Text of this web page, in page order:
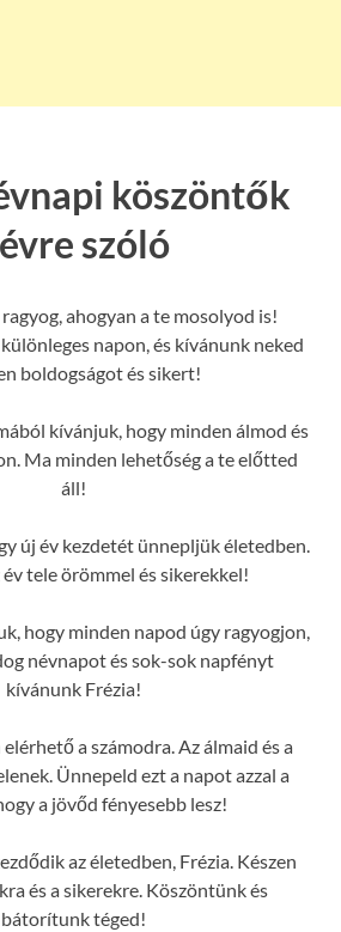
köszöntők
szóló
ragyog, ahogyan a te mosolyod is!
napon, és kívánunk neked
boldogságot és sikert!
kívánjuk, hogy minden álmod és
Ma minden lehetőség a te előtted
áll!
új év kezdetét ünnepljük életedben.
év tele örömmel és sikerekkel!
hogy minden napod úgy ragyogjon,
névnapot és sok-sok napfényt
kívánunk Frézia!
a számodra. Az álmaid és a
Ünnepeld ezt a napot azzal a
a jövőd fényesebb lesz!
az életedben, Frézia. Készen
és a sikerekre. Köszöntünk és
bátorítunk téged!